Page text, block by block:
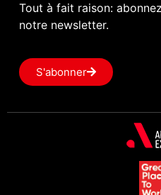
Tout à fait raison:
notre newsletter.
S'abonner